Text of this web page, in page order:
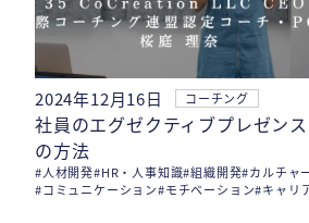
社員のエグゼクティブプレゼン
の方法
2024年12月16日 コーチング
#人材開発#HR・人事知識#組織開発#カルチャ
#コミュニケーション#モチベーション#キャリ